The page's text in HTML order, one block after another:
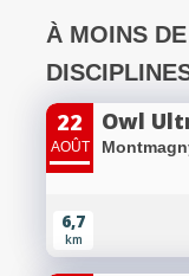
À MOINS
22
AOÛT
Owl
6,7
km